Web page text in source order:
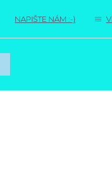
NAPIŠTE NÁM :-)